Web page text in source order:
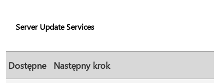
Server Update Services
Dostępne Następny krok